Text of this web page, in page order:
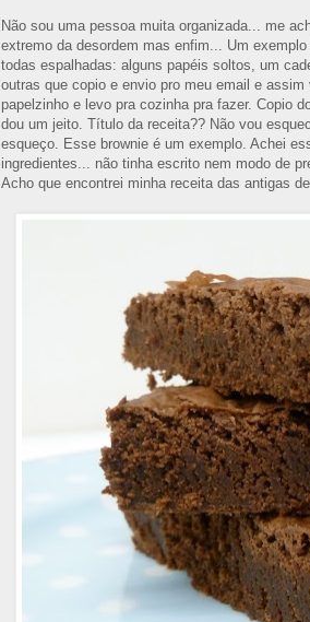
Não sou uma pessoa muita organizada... me
extremo da desordem mas enfim... Um
todas espalhadas: alguns papéis soltos, um
outras que copio e envio pro meu email e
papelzinho e levo pra cozinha pra fazer. Copio
dou um jeito. Título da receita?? Não vou
esqueço. Esse brownie é um exemplo. Achei
ingredientes... não tinha escrito nem modo de
Acho que encontrei minha receita das antigas